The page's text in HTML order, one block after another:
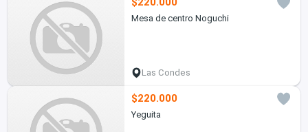
Mesa de centro Noguchi
Las Condes
$220.000
Yeguita